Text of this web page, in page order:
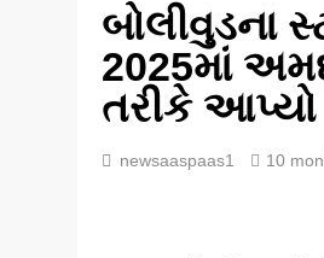
બોલીવુડના
2025માં
તરીકે આપ્યો
newsaaspaas1 10